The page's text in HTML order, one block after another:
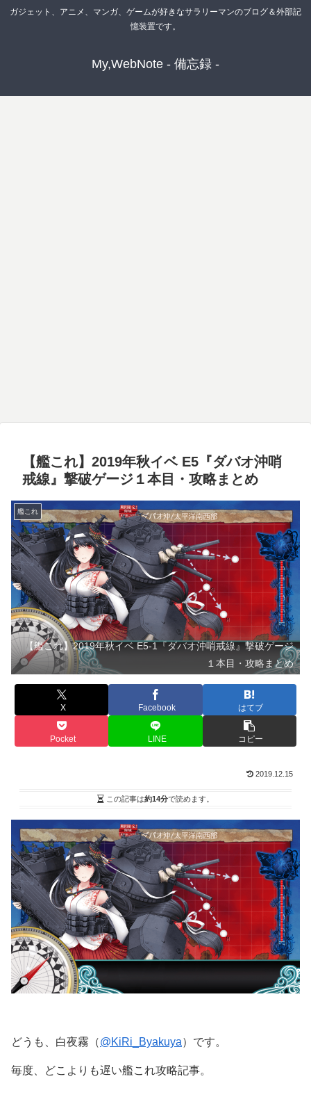
ガジェット、アニメ、マンガ、ゲームが好きなサラリーマンのブログ＆外部記
憶装置です。
My,WebNote - 備忘録 -
【艦これ】2019年秋イベ E5『ダバオ沖哨
戒線』撃破ゲージ１本目・攻略まとめ
艦これ
【艦これ】2019年秋イベ E5-1『ダバオ沖哨戒線』撃破ゲージ
１本目・攻略まとめ
X Facebook はてブ
Pocket LINE コピー
2019.12.15
この記事は約14分で読めます。
どうも、白夜霧（@KiRi_Byakuya）です。
毎度、どこよりも遅い艦これ攻略記事。